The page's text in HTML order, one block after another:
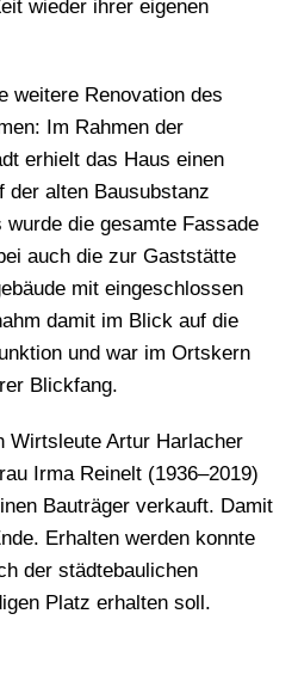
wieder ihrer eigenen
weitere Renovation des
Im Rahmen der
erhielt das Haus einen
der alten Bausubstanz
die gesamte Fassade
auch die zur Gaststätte
mit eingeschlossen
damit im Blick auf die
und war im Ortskern
Blickfang.
Wirtsleute Artur Harlacher
Irma Reinelt (1936–2019)
Bauträger verkauft. Damit
Erhalten werden konnte
der städtebaulichen
Platz erhalten soll.